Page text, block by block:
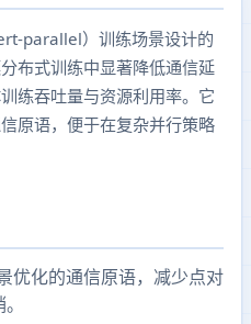
parallel）训练场景设计的
布式训练中显著降低通信延
练吞吐量与资源利用率。它
原语，便于在复杂并行策略
优化的通信原语，减少点对